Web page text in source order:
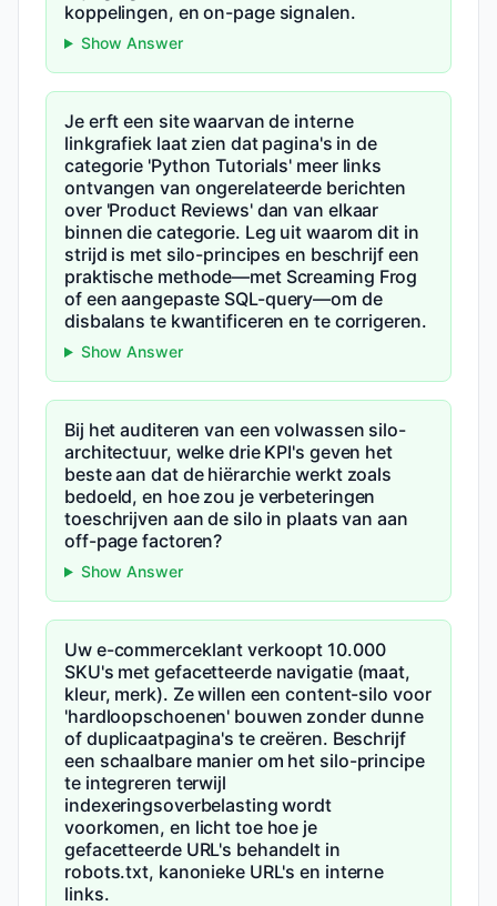
koppelingen, en on-page signalen.
Show Answer
Je erft een site waarvan de interne
linkgrafiek laat zien dat pagina's in de
categorie 'Python Tutorials' meer links
ontvangen van ongerelateerde berichten
over 'Product Reviews' dan van elkaar
binnen die categorie. Leg uit waarom dit in
strijd is met silo-principes en beschrijf een
praktische methode—met Screaming Frog
of een aangepaste SQL-query—om de
disbalans te kwantificeren en te corrigeren.
Show Answer
Bij het auditeren van een volwassen silo-
architectuur, welke drie KPI's geven het
beste aan dat de hiërarchie werkt zoals
bedoeld, en hoe zou je verbeteringen
toeschrijven aan de silo in plaats van aan
off-page factoren?
Show Answer
Uw e-commerceklant verkoopt 10.000
SKU's met gefacetteerde navigatie (maat,
kleur, merk). Ze willen een content-silo voor
'hardloopschoenen' bouwen zonder dunne
of duplicaatpagina's te creëren. Beschrijf
een schaalbare manier om het silo-principe
te integreren terwijl
indexeringsoverbelasting wordt
voorkomen, en licht toe hoe je
gefacetteerde URL's behandelt in
robots.txt, kanonieke URL's en interne
links.